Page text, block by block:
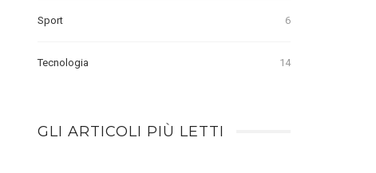
Sport 6
Tecnologia 14
GLI ARTICOLI PIÙ LETTI